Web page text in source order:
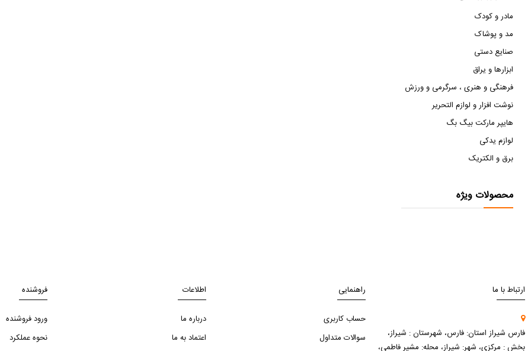
مادر و کودک
مد و پوشاک
صنایع دستی
ابزارها و یراق
فرهنگی و هنری ، سرگرمی و ورزش
نوشت افزار و لوازم التحریر
هایپر مارکت بیگ بگ
لوازم یدکی
برق و الکتریک
محصولات ویژه
ارتباط با ما
فارس شیراز استان: فارس، شهرستان : شیراز،
بخش : مرکزی، شهر: شیراز، محله: مشیر فاطمی،
راهنمایی
حساب کاربری
سوالات متداول
اطلاعات
درباره ما
اعتماد به ما
فروشنده
ورود فروشنده
نحوه عملکرد